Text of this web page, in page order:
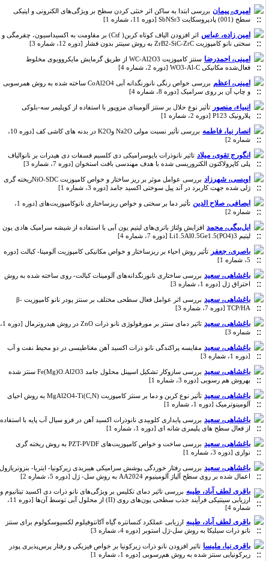
امیری، پیمان بررسی ابتدا به ساکن اثر خنثی کردن سطح بر ویژگی‌های الکترونی و اپتیکی
سطح (001) پادپروسکایت SbNSr3 [دوره 11، شماره 1]
امین زاده، عباس
اثر افزودن الیاف کوتاه کربن( Csf) بر مقاومت به اکسیداسیون، چقرمگی و
سختی نانو کامپوزیت ZrB2-SiC-ZrC به روش سینتر بدون فشار [دوره 12، شماره 3]
امینی، احمدرضا
سنتز کامپوزیت WC-Al2O3 از طریق گرمایش مایکروویوی مخلوط
فعال‌شده مکانیکی WO3-Al-C [دوره 2، شماره 4]
امینی، اعظم
بررسی خواص رنگی نانورنگدانه آبی CoAl2O4 ساخته شده به روش همرسوبی
و چاپ آن بر روی سرامیک [دوره 8، شماره 4]
انبیاء، منصور تأثیر نوع حلال بر سنتز آلومینای مزوپور با استفاده از کوپلیمر سه-بلوکی
پلارونیک P123 [دوره 2، شماره 1]
انصار نیا، فاطمه
بررسی تأثیر نسبت مولی Na2O وK2O در بدنه های کاشی کف [دوره 10،
شماره 2]
انگورج تقوی، میلاد تاثیر نانوذرات بایوسرامیکی دی‌ کلسیم ‌فسفات دی ‌هیدرات بر نانوالیاف
پلی کاپرولاکتون الکتروریسی شده با هدف مهندسی بافت استخوان [دوره 7، شماره 3]
اویسی، شهرزاد
بررسی عوامل موثر بر ریز ساختار و خواص کامپوزیت NiO-SDCریخته گری
ژلی شده جهت کاربرد در آند پیل سوختی اکسید جامد [دوره 3، شماره 1]
ایصافی، صلاح الدین
تأثیر دما بر سختی و خواص ریزساختاری نانوکامپوزیت‌های [دوره 1،
شماره 2]
ایل‌بیگی، محمد افزایش ولتاژ باتری‌‌های لیتیم یون آبی با استفاده از شیشه سرامیک هادی یون
لیتیم Li1.5Al0.5Ge1.5(PO4)3 [دوره 7، شماره 4]
باصری، جعفر تأثیر روش احیاء بر ریزساختار و خواص مکانیکی کامپوزیت آلومینا- کبالت [دوره
باغشاهی، سعید بررسی ساختاری نانورنگدانه‌های آلومینات کبالت- روی ساخته شده به روش
احتراق ژل [دوره 1، شماره 3]
باغشاهی، سعید
بررسی اثر عوامل فعال سطحی مختلف بر سنتز پودر نانو کامپوزیت β-
TCP/HA [دوره 7، شماره 3]
باغشاهی، سعید
تاثیر دمای سنتز بر مورفولوژی نانو ذرات ZnO در روش هیدروترمال [دوره 1،
شماره 3]
باغشاهی، سعید مقایسه پراکندگی نانو ذرات اکسید آهن مغناطیسی در دو محیط نفت و آب
[دوره 1، شماره 3]
باغشاهی، سعید
بررسی سازوکار تشکیل اسپینل محلول جامد Fe(Mg)O.Al2O3 سنتز شده
بهروش هم رسوبی [دوره 3، شماره 1]
باغشاهی، سعید
تأثیر نوع کربن و دما بر سنتز کامپوزیت MgAl2O4-Ti(C,N) به روش احیای
آلومینوترمیک [دوره 1، شماره 1]
باغشاهی، سعید بررسی پایداری کلوییدی نانوذرات اکسید آهن در فرو سیال آب پایه با استفاده
از فعال سطح های پلیمری شانه ای [دوره 1، شماره 1]
باغشاهی، سعید
بررسی ساخت و خواص کامپوزیت‌های PZT-PVDF به روش ریخته گری
نواری [دوره 3، شماره 1]
باغشاهی، سعید بررسی رفتار خوردگی پوشش سرامیکی هیبریدی زیرکونیا- ایتریا- بنزوتریازول
اعمال شده بر روی سطح آلیاژ آلومینیوم AA2024 به روش سل- ژل [دوره 5، شماره 2]
باقری لطف آباد، طیبه بررسی تاثیر دمای تکلیس بر ویژگی‌های نانو ذرات دی اکسید تیتانیوم و
ارزیابی سینتیکی فرآیند جذب سطحی یون‌های روی (II) از محلول آبی توسط آن‌ها [دوره 11،
شماره 4]
باقری لطف آباد، طیبه ارزیابی عملکرد کنسانتره گیاه آکانتوفیلوم لکسیوسکولوم برای سنتز
نانو ذرات سیلیکا به روش سل-ژل استوبر [دوره 4، شماره 3]
باقری نیا، ملیسا تاثیر افزودن نانو ذرات زیرکونیا بر خواص فیزیکی و رفتار پرس‌پذیری پودر
زیرکونیایی سنتز شده به روش هم‌رسوبی [دوره 1، شماره 1]